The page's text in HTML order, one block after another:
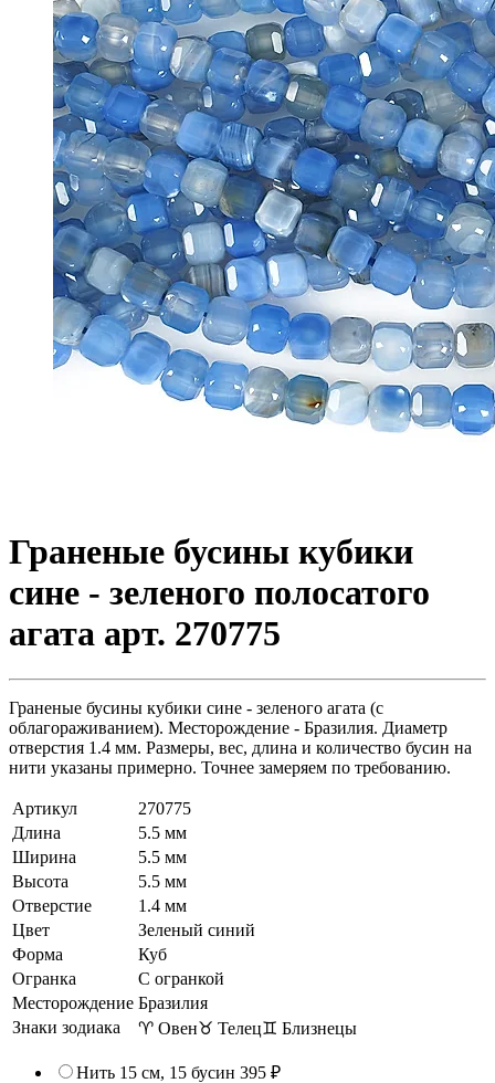
Граненые бусины кубики
сине - зеленого полосатого
агата арт. 270775
Граненые бусины кубики сине - зеленого агата (с
облагораживанием). Месторождение - Бразилия. Диаметр
отверстия 1.4 мм. Размеры, вес, длина и количество бусин на
нити указаны примерно. Точнее замеряем по требованию.
Артикул
270775
Длина
5.5 мм
Ширина
5.5 мм
Высота
5.5 мм
Отверстие
1.4 мм
Цвет
Зеленый синий
Форма
Куб
Огранка
С огранкой
Месторождение Бразилия
Знаки зодиака
♈ Овен♉ Телец♊ Близнецы
Нить 15 см, 15 бусин 395 ₽